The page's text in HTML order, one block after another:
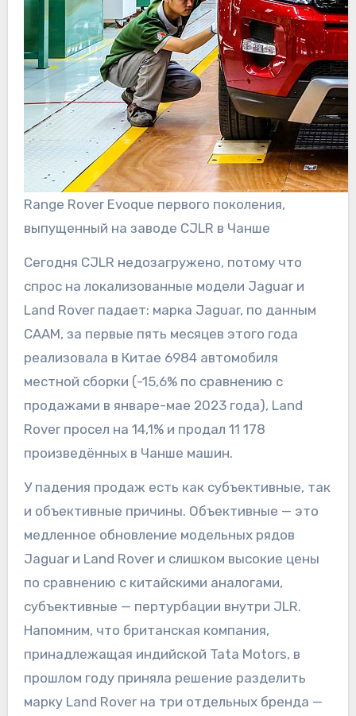
Range Rover Evoque первого поколения,
выпущенный на заводе CJLR в Чанше
Сегодня CJLR недозагружено, потому что
спрос на локализованные модели Jaguar и
Land Rover падает: марка Jaguar, по данным
CAAM, за первые пять месяцев этого года
реализовала в Китае 6984 автомобиля
местной сборки (-15,6% по сравнению с
продажами в январе-мае 2023 года), Land
Rover просел на 14,1% и продал 11 178
произведённых в Чанше машин.
У падения продаж есть как субъективные, так
и объективные причины. Объективные — это
медленное обновление модельных рядов
Jaguar и Land Rover и слишком высокие цены
по сравнению с китайскими аналогами,
субъективные — пертурбации внутри JLR.
Напомним, что британская компания,
принадлежащая индийской Tata Motors, в
прошлом году приняла решение разделить
марку Land Rover на три отдельных бренда —